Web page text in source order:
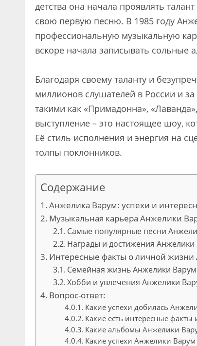
детства она начала проявлять
свою первую песню. В 1985 году
профессиональную музыкальную
вскоре начала записывать сольные
Благодаря своему таланту и
миллионов слушателей в России и
такими как «Примадонна»,
выступление – это настоящее шоу,
Её стиль исполнения и энергия на
толпы поклонников.
Содержание
Анжелика Варум: успехи и
Музыкальная карьера Анжелики
Самые популярные песни
Награды и достижения Анжелики
Интересные факты о личной
Семейная жизнь Анжелики
Хобби и увлечения Анжелики
Вопрос-ответ:
Какие успехи добилась
Какие есть интересные
Какие альбомы Анжелики
Какие успехи Анжелики